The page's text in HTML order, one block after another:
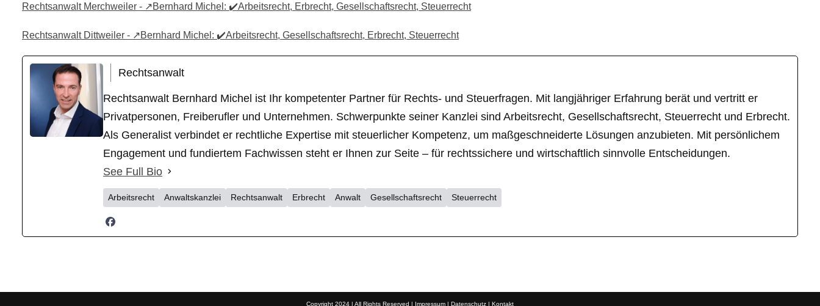
Rechtsanwalt Merchweiler - ↗️Bernhard Michel: ✔️Arbeitsrecht, Erbrecht, Gesellschaftsrecht, Steuerrecht
Rechtsanwalt Dittweiler - ↗️Bernhard Michel: ✔️Arbeitsrecht, Gesellschaftsrecht, Erbrecht, Steuerrecht
Rechtsanwalt
Rechtsanwalt Bernhard Michel ist Ihr kompetenter Partner für Rechts- und Steuerfragen. Mit langjähriger Erfahrung berät und vertritt er
Privatpersonen, Freiberufler und Unternehmen. Schwerpunkte seiner Kanzlei sind Arbeitsrecht, Gesellschaftsrecht, Steuerrecht und Erbrecht.
Als Generalist verbindet er rechtliche Expertise mit steuerlicher Kompetenz, um maßgeschneiderte Lösungen anzubieten. Mit persönlichem
Engagement und fundiertem Fachwissen steht er Ihnen zur Seite – für rechtssichere und wirtschaftlich sinnvolle Entscheidungen.
See Full Bio
Arbeitsrecht Anwaltskanzlei Rechtsanwalt Erbrecht Anwalt Gesellschaftsrecht Steuerrecht
Copyright 2024 | All Rights Reserved | Impressum | Datenschutz | Kontakt